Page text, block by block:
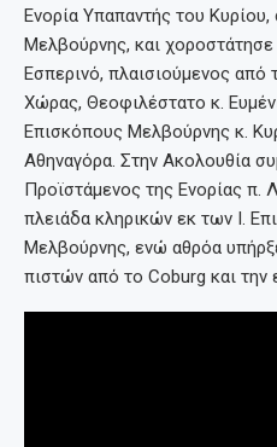
Ενορία Υπαπαντής του
Μελβούρνης, και χοροστάτησε
Εσπερινό, πλαισιούμενος από
Χώρας, Θεοφιλέστατο κ.
Επισκόπους Μελβούρνης κ.
Αθηναγόρα. Στην Ακολουθία
Προϊστάμενος της Ενορίας π.
πλειάδα κληρικών εκ των Ι.
Μελβούρνης, ενώ αθρόα
πιστών από το Coburg και την